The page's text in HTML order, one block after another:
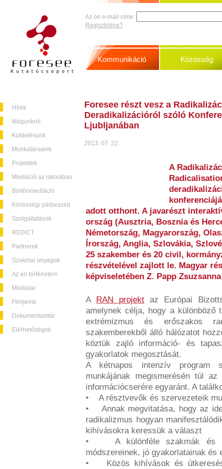
Hírek
Magunkról
Küldetésünk
Munkatársaink
Projektek
Mediáció az iskolában
Börtönmediáció
Közösségi párbeszéd
Szolgáltatások
REDICT
Partnerek
Szakmai anyagok
Az én történetem
Médiatár
Filmjeink
Dokumentumtár
Elérhetőségek
Az ön e-mail címe:
Regisztrálna?
Kommunikáció Közösség
Foresee részt vesz a
Deradikalizációról szóló
Ljubljanában
2013. 07. 22.
A
adott otthont. A javarészt
ország (Ausztria, Bosznia és
Németország, Magyarország,
Írország, Anglia, Szlovákia,
25 szakember és 20 civil,
részvételével zajlott le. Magyar
képviseletében Z. Papp
A RAN projekt az Európai
amelynek célja, hogy a különböző
extrémizmus és erőszakos
szakemberekből álló hálózatot
köztük zajló információ- és
gyakorlatok megosztását.
A kétnapos intenzív program
munkájának megismerésén túl
információcserére egyaránt. A
• A résztvevők és szervezeteik
• Annak megvitatása, hogy az
radikalizmus hogyan
kihívásokra keressük a választ
• A különféle szakmák és
módszereinek, jó gyakorlatainak és
• Közös kihívások és